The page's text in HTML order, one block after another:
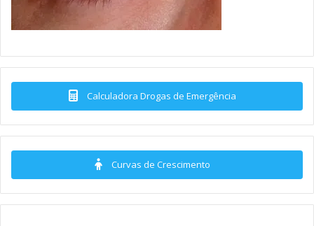
Calculadora Drogas de Emergência
Curvas de Crescimento